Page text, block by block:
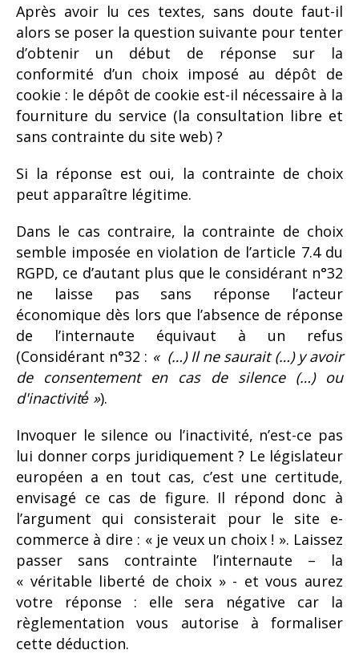
Après avoir lu ces textes, sans doute faut-il
alors se poser la question suivante pour tenter
d’obtenir un début de réponse sur la
conformité d’un choix imposé au dépôt de
cookie : le dépôt de cookie est-il nécessaire à la
fourniture du service (la consultation libre et
sans contrainte du site web) ?
Si la réponse est oui, la contrainte de choix
peut apparaître légitime.
Dans le cas contraire, la contrainte de choix
semble imposée en violation de l’article 7.4 du
RGPD, ce d’autant plus que le considérant n°32
ne laisse pas sans réponse l’acteur
économique dès lors que l’absence de réponse
de l’internaute équivaut à un refus
(Considérant n°32 : « (…) Il ne saurait (…) y avoir
de consentement en cas de silence (…) ou
d'inactivité́ »).
Invoquer le silence ou l’inactivité, n’est-ce pas
lui donner corps juridiquement ? Le législateur
européen a en tout cas, c’est une certitude,
envisagé ce cas de figure. Il répond donc à
l’argument qui consisterait pour le site e-
commerce à dire : « je veux un choix ! ». Laissez
passer sans contrainte l’internaute – la
« véritable liberté de choix » - et vous aurez
votre réponse : elle sera négative car la
règlementation vous autorise à formaliser
cette déduction.